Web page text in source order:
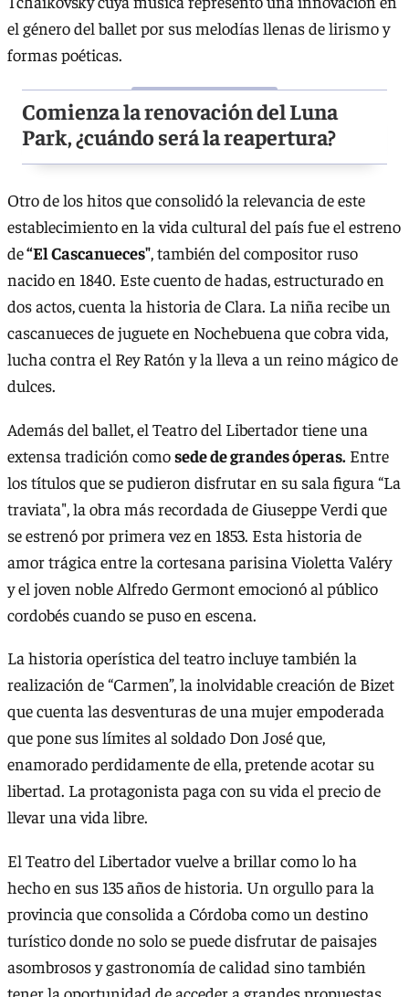
el género del ballet por sus melodías llenas de lirismo y
formas poéticas.
Comienza la renovación del Luna
Park, ¿cuándo será la reapertura?
Otro de los hitos que consolidó la relevancia de este
establecimiento en la vida cultural del país fue el estreno
de“El Cascanueces", también del compositor ruso
nacido en 1840. Este cuento de hadas, estructurado en
dos actos, cuenta la historia de Clara. La niña recibe un
cascanueces de juguete en Nochebuena que cobra vida,
lucha contra el Rey Ratón y la lleva a un reino mágico de
dulces.
Además del ballet, el Teatro del Libertador tiene una
extensa tradición comosede de grandes óperas. Entre
los títulos que se pudieron disfrutar en su sala figura “La
traviata", la obra más recordada de Giuseppe Verdi que
se estrenó por primera vez en 1853. Esta historia de
amor trágica entre la cortesana parisina Violetta Valéry
y el joven noble Alfredo Germont emocionó al público
cordobés cuando se puso en escena.
La historia operística del teatro incluye también la
realización de “Carmen”, la inolvidable creación de Bizet
que cuenta las desventuras de una mujer empoderada
que pone sus límites al soldado Don José que,
enamorado perdidamente de ella, pretende acotar su
libertad. La protagonista paga con su vida el precio de
llevar una vida libre.
El Teatro del Libertador vuelve a brillar como lo ha
hecho en sus 135 años de historia. Un orgullo para la
provincia que consolida a Córdoba como un destino
turístico donde no solo se puede disfrutar de paisajes
asombrosos y gastronomía de calidad sino también
tener la oportunidad de acceder a grandes propuestas